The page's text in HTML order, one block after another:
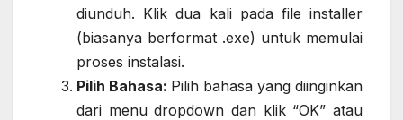
diunduh. Klik dua kali pada file installer
(biasanya berformat .exe) untuk memulai
proses instalasi.
Pilih Bahasa: Pilih bahasa yang diinginkan
dari menu dropdown dan klik “OK” atau